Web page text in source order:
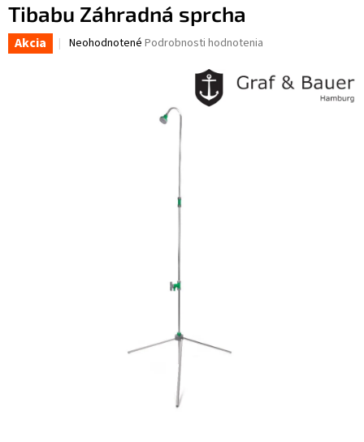
Tibabu Záhradná sprcha
Akcia Priemerné hodnotenie produktu je 0,0 z 5 hviezdičiek.
Neohodnotené Podrobnosti hodnotenia